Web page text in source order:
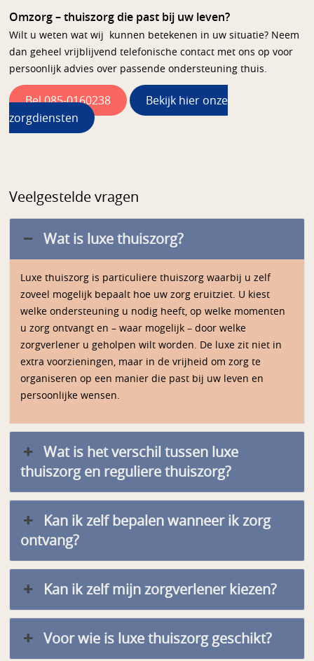
Omzorg – thuiszorg die past bij uw leven?
Wilt u weten wat wij kunnen betekenen in uw situatie? Neem
dan geheel vrijblijvend telefonische contact met ons op voor
persoonlijk advies over passende ondersteuning thuis.
Bel 085-0160238
Bekijk hier onze
zorgdiensten
Veelgestelde vragen
Wat is luxe thuiszorg?
Luxe thuiszorg is particuliere thuiszorg waarbij u zelf
zoveel mogelijk bepaalt hoe uw zorg eruitziet. U kiest
welke ondersteuning u nodig heeft, op welke momenten
u zorg ontvangt en – waar mogelijk – door welke
zorgverlener u geholpen wilt worden. De luxe zit niet in
extra voorzieningen, maar in de vrijheid om zorg te
organiseren op een manier die past bij uw leven en
persoonlijke wensen.
Wat is het verschil tussen luxe
thuiszorg en reguliere thuiszorg?
Kan ik zelf bepalen wanneer ik zorg
ontvang?
Kan ik zelf mijn zorgverlener kiezen?
Voor wie is luxe thuiszorg geschikt?